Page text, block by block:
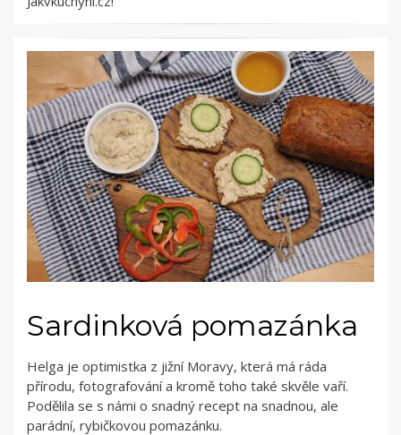
Sardinková pomazánka
Helga je optimistka z jižní Moravy, která má ráda
přírodu, fotografování a kromě toho také skvěle vaří.
Podělila se s námi o snadný recept na snadnou, ale
parádní, rybičkovou pomazánku.